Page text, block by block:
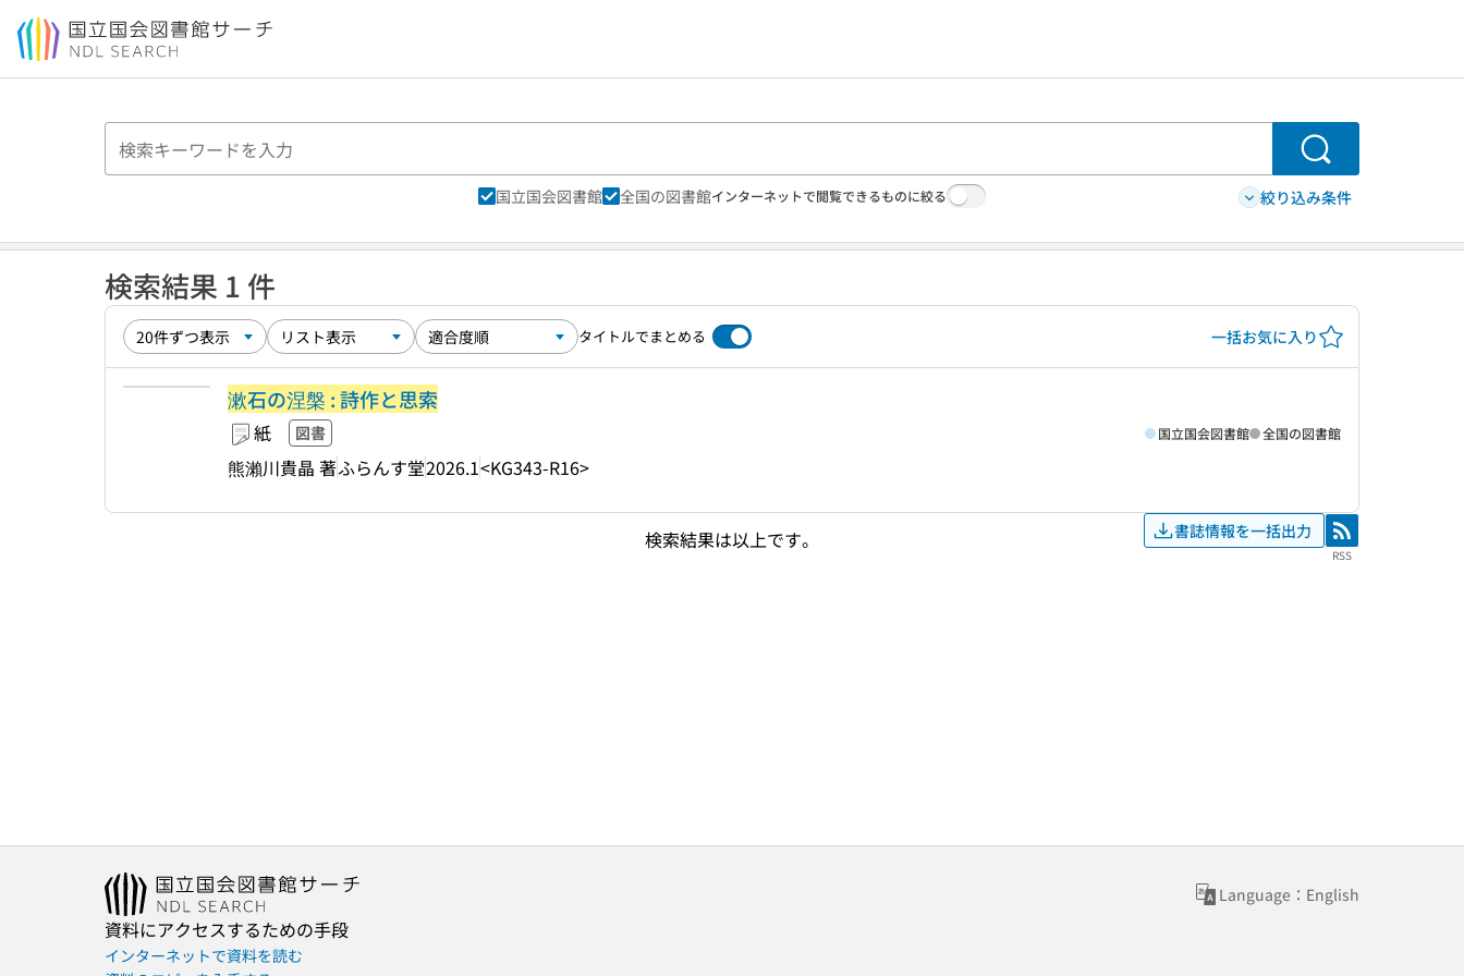
本文へ移動
検索
国立国会図書館 全国の図書館インターネットで閲覧できるものに絞る 絞り込み条件
検索結果 1 件
タイトルでまとめる 一括お気に入り
漱石の涅槃 : 詩作と思索
紙 図書
熊瀨川貴晶 著ふらんす堂2026.1<KG343-R16>
国立国会図書館 全国の図書館
検索結果は以上です。 書誌情報を一括出力 RSS
RSS
Language：English
資料にアクセスするための手段
インターネットで資料を読む